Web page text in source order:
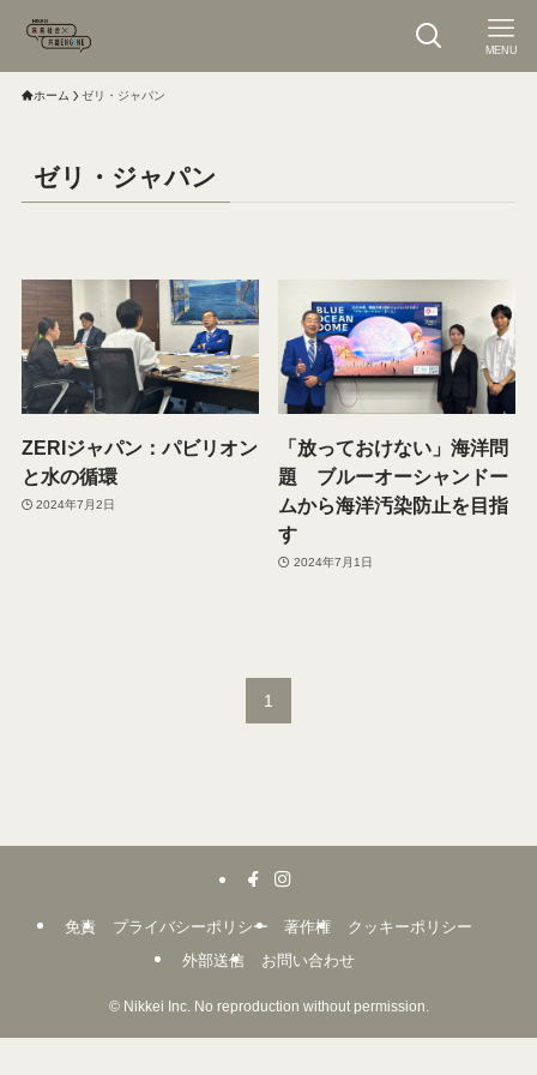
MENU
ホーム ゼリ・ジャパン
ゼリ・ジャパン
ZERIジャパン：パビリオン
と水の循環
2024年7月2日
「放っておけない」海洋問
題 ブルーオーシャンドー
ムから海洋汚染防止を目指
す
2024年7月1日
1
免責 プライバシーポリシー 著作権
クッキーポリシー
外部送信
お問い合わせ
©Nikkei Inc. No reproduction without permission.